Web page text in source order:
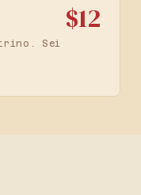
Sei
$12